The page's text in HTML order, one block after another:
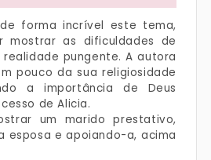
forma incrível este tema,
mostrar as dificuldades de
pungente. A autora
pouco da sua religiosidade
a importância de Deus
de Alicia.
um marido prestativo,
esposa e apoiando-a, acima